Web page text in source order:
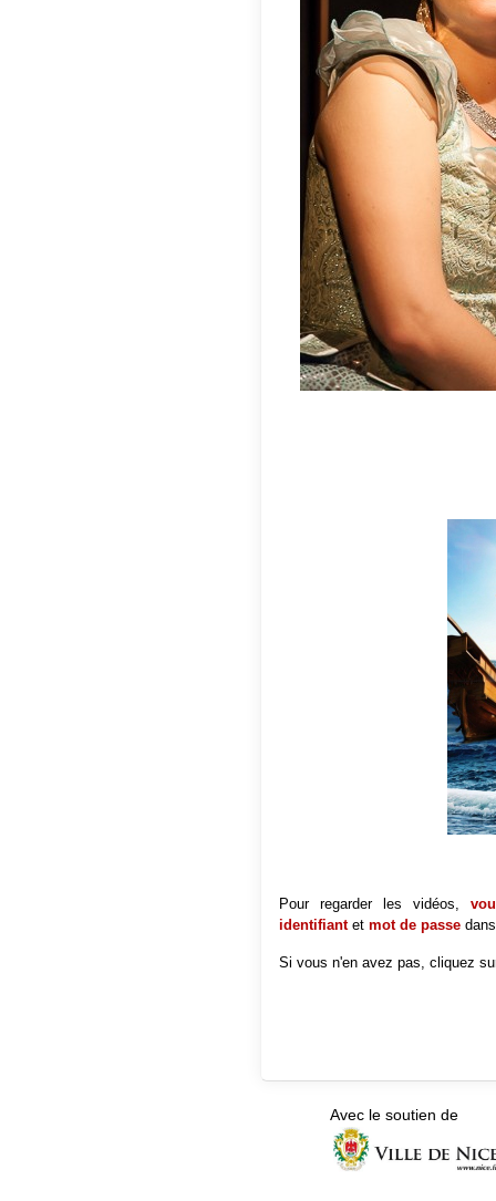
Pour regarder les vidéos,
identifiantet mot de passe
Si vous n'en avez pas, cliquez
Avec le soutien de